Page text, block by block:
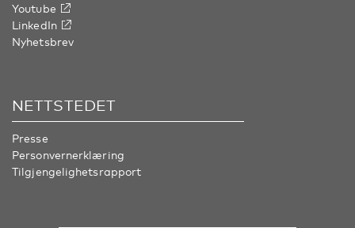
Youtube
LinkedIn
Nyhetsbrev
NETTSTEDET
Presse
Personvernerklæring
Tilgjengelighetsrapport